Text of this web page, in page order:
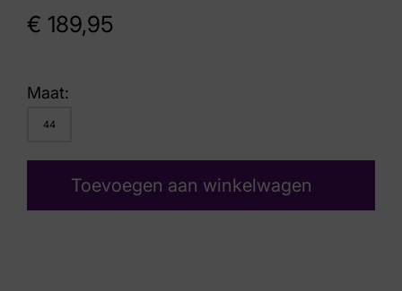
€ 189,95
Maat:
44
Toevoegen aan winkelwagen